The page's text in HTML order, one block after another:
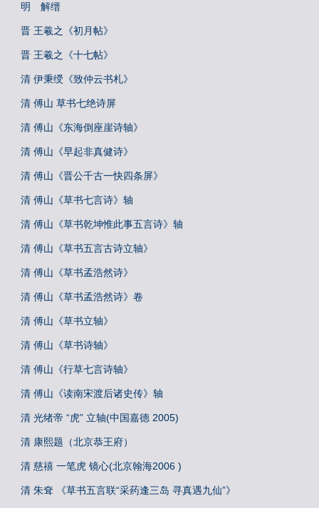
明 解缙
晋 王羲之《初月帖》
晋 王羲之《十七帖》
清 伊秉绶《致仲云书札》
清 傅山 草书七绝诗屏
清 傅山《东海倒座崖诗轴》
清 傅山《早起非真健诗》
清 傅山《晋公千古一快四条屏》
清 傅山《草书七言诗》轴
清 傅山《草书乾坤惟此事五言诗》轴
清 傅山《草书五言古诗立轴》
清 傅山《草书孟浩然诗》
清 傅山《草书孟浩然诗》卷
清 傅山《草书立轴》
清 傅山《草书诗轴》
清 傅山《行草七言诗轴》
清 傅山《读南宋渡后诸史传》轴
清 光绪帝 “虎” 立轴(中国嘉德 2005)
清 康熙题（北京恭王府）
清 慈禧 一笔虎 镜心(北京翰海2006 )
清 朱耷 《草书五言联“采药逢三岛 寻真遇九仙”》